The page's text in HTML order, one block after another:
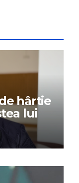
hârtie
lui